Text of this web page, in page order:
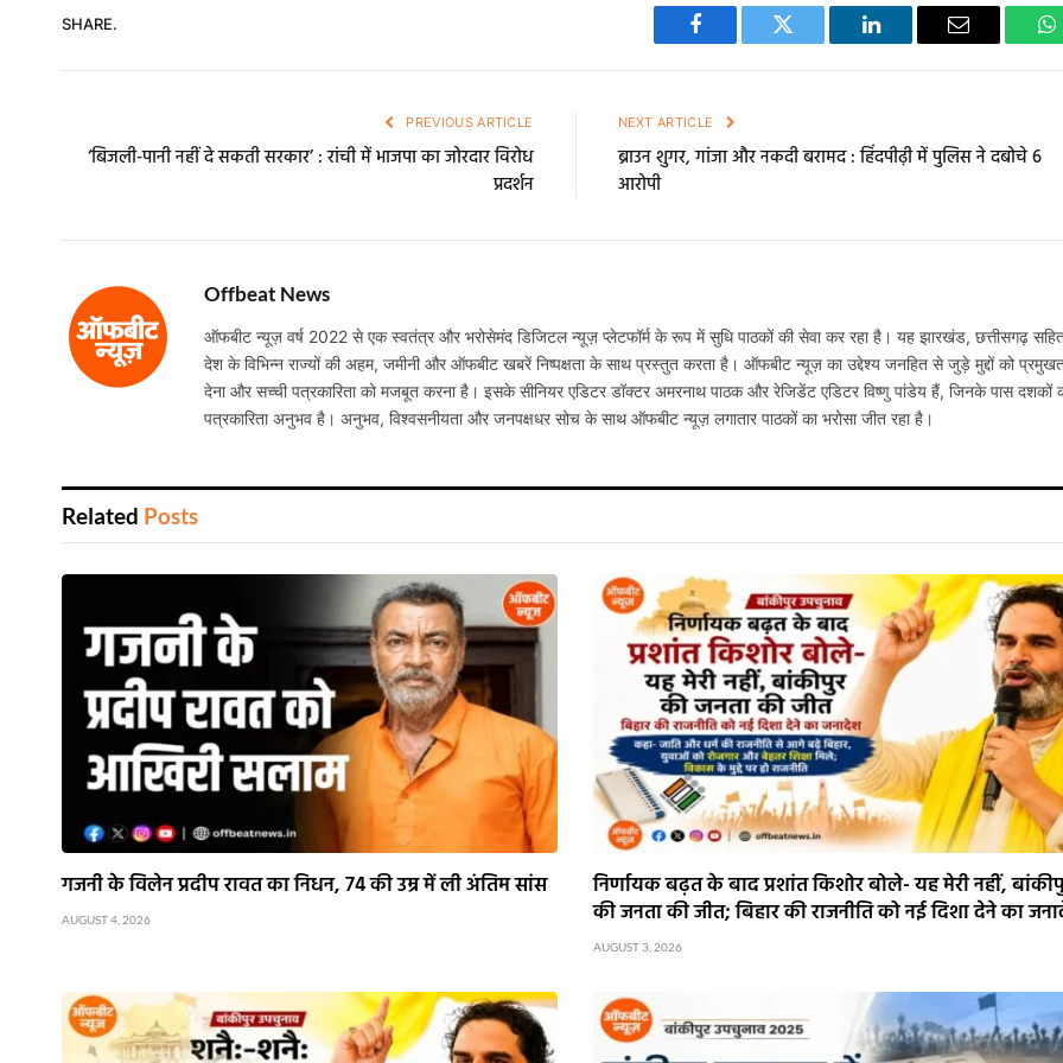
SHARE.
Facebook Twitter LinkedIn Email
PREVIOUS ARTICLE
‘बिजली-पानी नहीं दे सकती सरकार’ : रांची में भाजपा का जोरदार विरोध
प्रदर्शन
NEXT ARTICLE
ब्राउन शुगर, गांजा और नकदी बरामद : हिंदपीढ़ी में पुलिस ने दबोचे 6
आरोपी
Offbeat News
ऑफबीट न्यूज़ वर्ष 2022 से एक स्वतंत्र और भरोसेमंद डिजिटल न्यूज़ प्लेटफॉर्म के रूप में सुधि पाठकों की सेवा कर रहा है। यह झारखंड, छत्तीसगढ़
देश के विभिन्न राज्यों की अहम, जमीनी और ऑफबीट खबरें निष्पक्षता के साथ प्रस्तुत करता है। ऑफबीट न्यूज़ का उद्देश्य जनहित से जुड़े मुद्दों को
देना और सच्ची पत्रकारिता को मजबूत करना है। इसके सीनियर एडिटर डॉक्टर अमरनाथ पाठक और रेजिडेंट एडिटर विष्णु पांडेय हैं, जिनके पास दशकों
पत्रकारिता अनुभव है। अनुभव, विश्वसनीयता और जनपक्षधर सोच के साथ ऑफबीट न्यूज़ लगातार पाठकों का भरोसा जीत रहा है।
Related Posts
गजनी के विलेन प्रदीप रावत का निधन, 74 की उम्र में ली अंतिम सांस
AUGUST 4, 2026
निर्णायक बढ़त के बाद प्रशांत किशोर बोले- यह मेरी नहीं,
की जनता की जीत; बिहार की राजनीति को नई दिशा देने का
AUGUST 3, 2026